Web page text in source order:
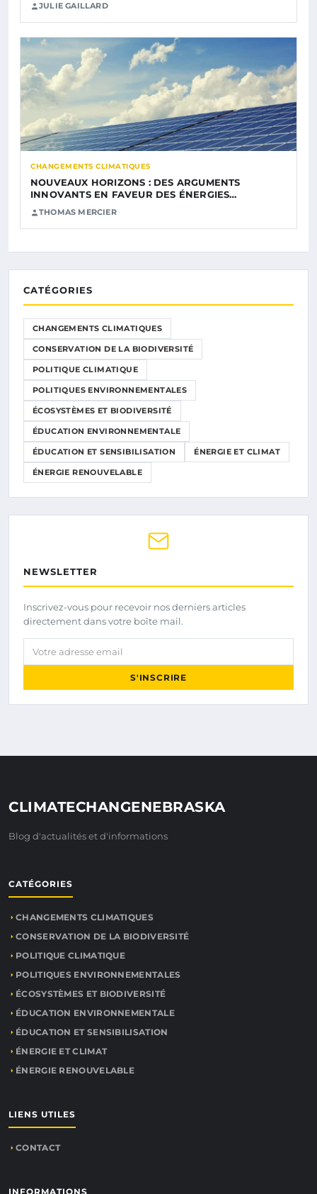
JULIE GAILLARD
CHANGEMENTS CLIMATIQUES
NOUVEAUX HORIZONS : DES ARGUMENTS
INNOVANTS EN FAVEUR DES ÉNERGIES…
THOMAS MERCIER
CATÉGORIES
CHANGEMENTS CLIMATIQUES
CONSERVATION DE LA BIODIVERSITÉ
POLITIQUE CLIMATIQUE
POLITIQUES ENVIRONNEMENTALES
ÉCOSYSTÈMES ET BIODIVERSITÉ
ÉDUCATION ENVIRONNEMENTALE
ÉDUCATION ET SENSIBILISATION ÉNERGIE ET CLIMAT
ÉNERGIE RENOUVELABLE
NEWSLETTER
Inscrivez-vous pour recevoir nos derniers articles
directement dans votre boîte mail.
Votre adresse email
S'INSCRIRE
CLIMATECHANGENEBRASKA
Blog d'actualités et d'informations
CATÉGORIES
CHANGEMENTS CLIMATIQUES
CONSERVATION DE LA BIODIVERSITÉ
POLITIQUE CLIMATIQUE
POLITIQUES ENVIRONNEMENTALES
ÉCOSYSTÈMES ET BIODIVERSITÉ
ÉDUCATION ENVIRONNEMENTALE
ÉDUCATION ET SENSIBILISATION
ÉNERGIE ET CLIMAT
ÉNERGIE RENOUVELABLE
LIENS UTILES
CONTACT
INFORMATIONS